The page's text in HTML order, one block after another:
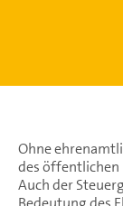
Ohne
des öffentlichen
Auch der